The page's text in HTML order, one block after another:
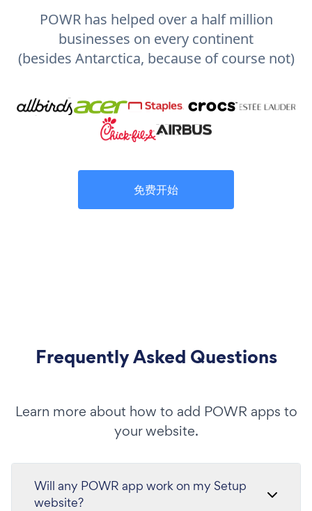
POWR has helped over a half million
businesses on every continent
(besides Antarctica, because of course not)
免费开始
Frequently Asked Questions
Learn more about how to add POWR apps to
your website.
Will any POWR app work on my Setup
website?